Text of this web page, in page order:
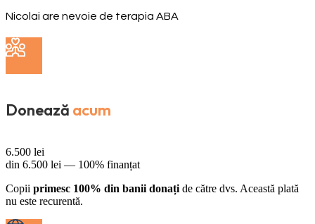
Nicolai are nevoie de terapia ABA
Donează acum
6.500 lei
din 6.500 lei — 100% finanțat
Copii primesc 100% din banii donați de către dvs. Această plată
nu este recurentă.